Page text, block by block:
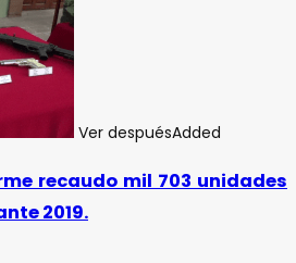
Ver despuésAdded
recaudo mil 703 unidades
2019.